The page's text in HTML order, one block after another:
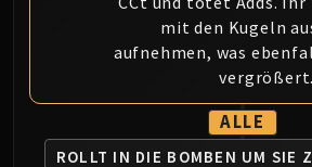
Protectors of the
Tsulong
Lei Shi
Sha of Fear
LIBERATION OF
mit den Kugeln
aufnehmen, was
vergrößert.
ALLE
ROLLT IN DIE BOMBEN UM SIE